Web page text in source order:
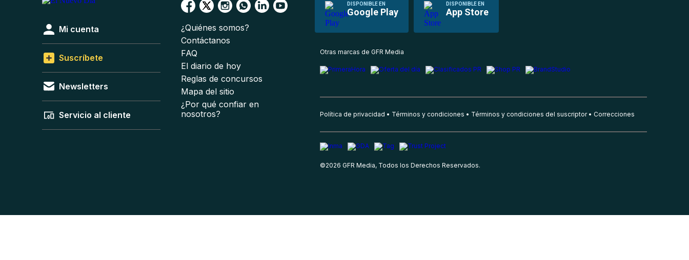
DISPONIBLE EN
Google Play
DISPONIBLE EN
App Store
Mi cuenta
Suscríbete
Newsletters
Servicio al cliente
¿Quiénes somos?
Contáctanos
FAQ
El diario de hoy
Reglas de concursos
Mapa del sitio
¿Por qué confiar en
nosotros?
Otras marcas de GFR Media
Política de privacidad Términos y condiciones Términos y condiciones del suscriptor Correcciones
©2026 GFR Media, Todos los Derechos Reservados.